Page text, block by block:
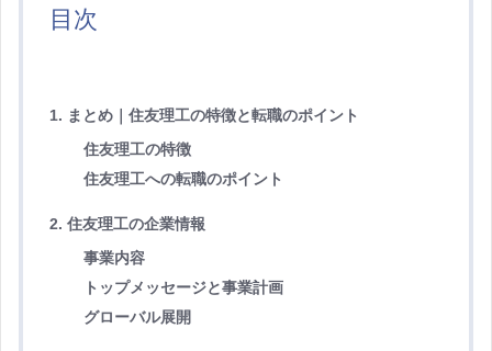
目次
1. まとめ｜住友理工の特徴と転職のポイント
住友理工の特徴
住友理工への転職のポイント
2. 住友理工の企業情報
事業内容
トップメッセージと事業計画
グローバル展開